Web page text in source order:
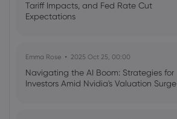
Tariff Impacts, and Fed Rate Cut
Expectations
Emma Rose 2025 Oct 25, 00:00
Navigating the AI Boom: Strategies for
Investors Amid Nvidia's Valuation Surge